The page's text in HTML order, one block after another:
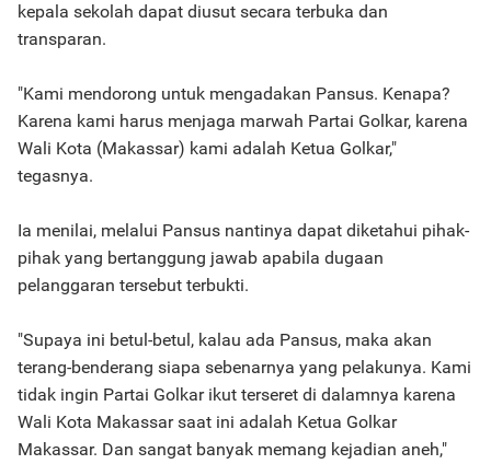
kepala sekolah dapat diusut secara terbuka dan
transparan.
"Kami mendorong untuk mengadakan Pansus. Kenapa?
Karena kami harus menjaga marwah Partai Golkar, karena
Wali Kota (Makassar) kami adalah Ketua Golkar,"
tegasnya.
Ia menilai, melalui Pansus nantinya dapat diketahui pihak-
pihak yang bertanggung jawab apabila dugaan
pelanggaran tersebut terbukti.
"Supaya ini betul-betul, kalau ada Pansus, maka akan
terang-benderang siapa sebenarnya yang pelakunya. Kami
tidak ingin Partai Golkar ikut terseret di dalamnya karena
Wali Kota Makassar saat ini adalah Ketua Golkar
Makassar. Dan sangat banyak memang kejadian aneh,"